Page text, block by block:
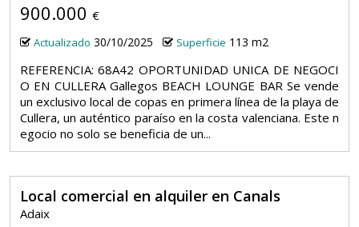
900.000 €
Actualizado 30/10/2025 Superficie 113 m2
REFERENCIA: 68A42 OPORTUNIDAD UNICA DE NEGOCI
O EN CULLERA Gallegos BEACH LOUNGE BAR Se vende
un exclusivo local de copas en primera línea de la playa de
Cullera, un auténtico paraíso en la costa valenciana. Este n
egocio no solo se beneficia de un...
Local comercial en alquiler en Canals
Adaix